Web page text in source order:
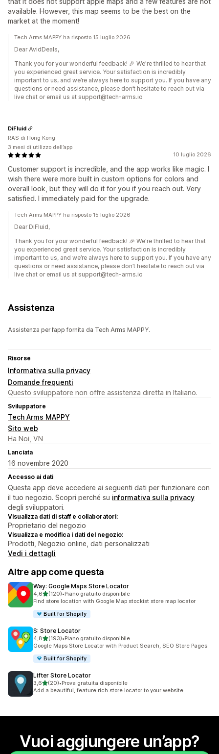
available. However, this map seems to be the best on the
market at the moment!
Tech Arms MAPPY ha risposto 15 luglio 2026
Dear AvidDeals,
Thank you for your wonderful feedback! 🎉 We're thrilled to hear that
you experienced great service. Your satisfaction is incredibly
important to us, and we’re always here to support you. If you have any
questions or need assistance, please don’t hesitate to reach out via
live chat or email us at support@tech-arms.io
10 luglio 2026
Customer support is incredible, and the app works like magic. I
wish there were more built in custom options for colors and
overall look, but they will do it for you if you reach out. Very
satisfied. I immediately paid for the upgrade.
DiFluid
RAS di Hong Kong
3 mesi di utilizzo dell’app
Tech Arms MAPPY ha risposto 15 luglio 2026
Dear DiFluid,
Thank you for your wonderful feedback! 🎉 We're thrilled to hear that
you experienced great service. Your satisfaction is incredibly
important to us, and we’re always here to support you. If you have any
questions or need assistance, please don’t hesitate to reach out via
live chat or email us at support@tech-arms.io
Assistenza
Assistenza per l’app fornita da Tech Arms MAPPY.
Risorse
Informativa sulla privacy
Domande frequenti
Questo sviluppatore non offre assistenza diretta in Italiano.
Sviluppatore
Tech Arms MAPPY
Sito web
Ha Noi, VN
Lanciata
16 novembre 2020
Accesso ai dati
Questa app deve accedere ai seguenti dati per funzionare con
il tuo negozio. Scopri perché su informativa sulla privacy
degli sviluppatori.
Visualizza dati di staff e collaboratori:
Proprietario del negozio
Visualizza e modifica i dati del negozio:
Prodotti, Negozio online, dati personalizzati
Vedi i dettagli
Altre app come questa
Way: Google Maps Store Locator
4,6stelle su 5
(120)
120 recensioni totali
•Piano gratuito disponibile
Find store location with Google Map stockist store map locator
Built for Shopify
S: Store Locator
4,8stelle su 5
(193)
193 recensioni totali
•Piano gratuito disponibile
Google Maps Store Locator with Product Search, SEO Store Pages
Built for Shopify
Lifter Store Locator
3,6stelle su 5
(20)
20 recensioni totali
•Prova gratuita disponibile
Add a beautiful, feature rich store locator to your website.
Vuoi aggiungere un’app?